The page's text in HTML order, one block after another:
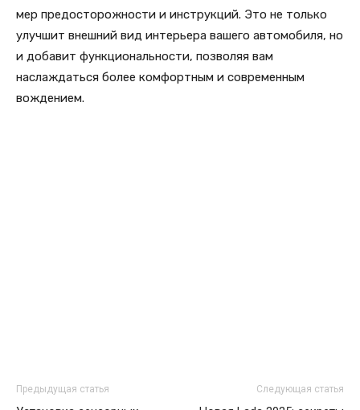
мер предосторожности и инструкций. Это не только
улучшит внешний вид интерьера вашего автомобиля, но
и добавит функциональности, позволяя вам
наслаждаться более комфортным и современным
вождением.
Предыдущая статья Следующая статья